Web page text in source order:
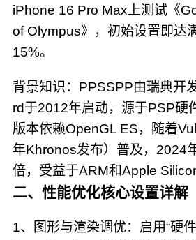
iPhone 16 Pro Max上测试《
of Olympus》，初始设置即达
15%。
背景知识：PPSSPP由瑞典开
rd于2012年启动，源于PSP硬
版本依赖OpenGL ES，随着
年Khronos发布）普及，2024
倍，受益于ARM和Apple
二、性能优化核心设置详解
1、图形与渲染调优：启用“硬